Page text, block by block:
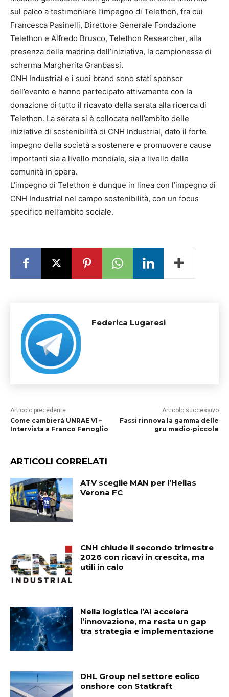
sul palco a testimoniare l’impegno di Telethon, fra cui
Francesca Pasinelli, Direttore Generale Fondazione
Telethon e Alfredo Brusco, Telethon Researcher, alla
presenza della madrina dell’iniziativa, la campionessa di
scherma Margherita Granbassi.
CNH Industrial e i suoi brand sono stati sponsor
dell’evento e hanno partecipato attivamente con la
donazione di tutto il ricavato della serata alla ricerca di
Telethon. La serata si è collocata nell’ambito delle
iniziative di sostenibilità di CNH Industrial, dato il forte
impegno della società a sostenere e promuovere cause
importanti sia a livello mondiale, sia a livello delle
comunità in opera.
L’impegno di Telethon è dunque in linea con l’impegno di
CNH Industrial nel campo sostenibilità, con un focus
specifico nell’ambito sociale.
Federica Lugaresi
Articolo precedente
Come cambierà UNRAE VI –
Intervista a Franco Fenoglio
Articolo successivo
Fassi rinnova la gamma delle
gru medio-piccole
ARTICOLI CORRELATI
ATV sceglie MAN per l’Hellas
Verona FC
CNH chiude il secondo trimestre
2026 con ricavi in crescita, ma
utili in calo
Nella logistica l’AI accelera
l’innovazione, ma resta un gap
tra strategia e implementazione
DHL Group nel settore eolico
onshore con Statkraft